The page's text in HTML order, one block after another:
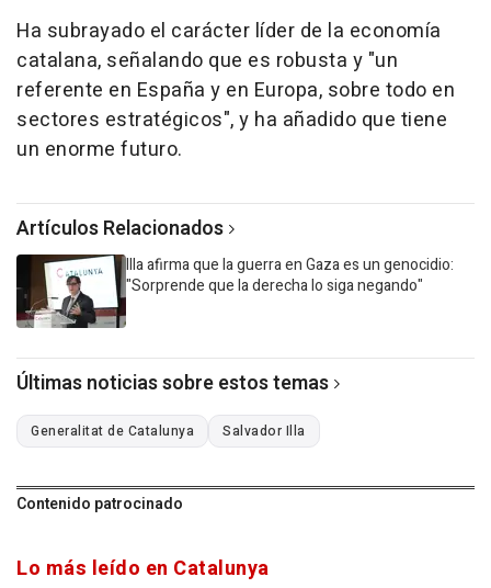
Ha subrayado el carácter líder de la economía
catalana, señalando que es robusta y "un
referente en España y en Europa, sobre todo en
sectores estratégicos", y ha añadido que tiene
un enorme futuro.
Artículos Relacionados
Illa afirma que la guerra en Gaza es un genocidio:
"Sorprende que la derecha lo siga negando"
Últimas noticias sobre estos temas
Generalitat de Catalunya Salvador Illa
Contenido patrocinado
Lo más leído en Catalunya